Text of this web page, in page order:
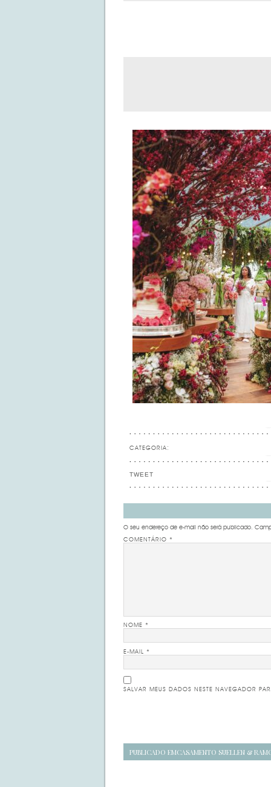
CATEGORIA:
TWEET
O seu endereço de e-mail não será publicado.
COMENTÁRIO *
NOME *
E-MAIL *
SALVAR MEUS DADOS NESTE NAVEGADOR
Navegação
PUBLICADO EMCASAMENTO SUELLEN &